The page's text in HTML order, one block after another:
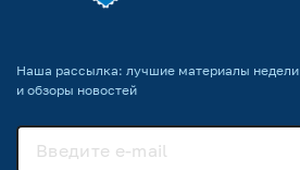
Наша рассылка: лучшие материалы недели
и обзоры новостей